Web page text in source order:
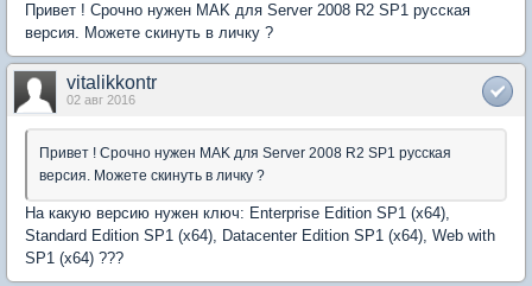
Привет ! Срочно нужен MAK для Server 2008 R2 SP1 русская
версия. Можете скинуть в личку ?
vitalikkontr
02 авг 2016
Привет ! Срочно нужен MAK для Server 2008 R2 SP1 русская
версия. Можете скинуть в личку ?
На какую версию нужен ключ: Enterprise Edition SP1 (x64),
Standard Edition SP1 (x64), Datacenter Edition SP1 (x64), Web with
SP1 (x64) ???